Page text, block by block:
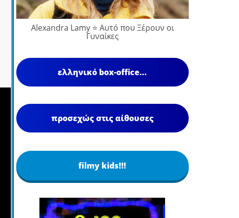
Alexandra Lamy ⭐ Αυτό που Ξέρουν οι
Γυναίκες
ελληνικό box-office...
προσεχώς στις αίθουσες
filmy kids!!!